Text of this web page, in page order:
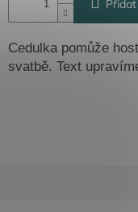
Cedulka pomůže
svatbě. Text